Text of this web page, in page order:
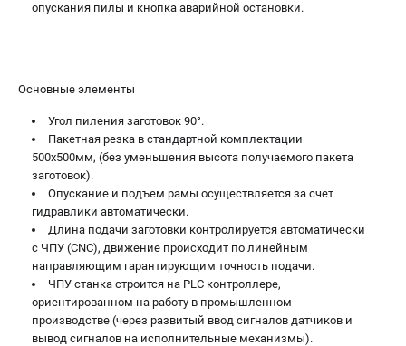
опускания пилы и кнопка аварийной остановки.
Основные элементы
Угол пиления заготовок 90°.
Пакетная резка в стандартной комплектации–
500х500мм, (без уменьшения высота получаемого пакета
заготовок).
Опускание и подъем рамы осуществляется за счет
гидравлики автоматически.
Длина подачи заготовки контролируется автоматически
c ЧПУ (СNC), движение происходит по линейным
направляющим гарантирующим точность подачи.
ЧПУ станка строится на PLC контроллере,
ориентированном на работу в промышленном
производстве (через развитый ввод сигналов датчиков и
вывод сигналов на исполнительные механизмы).